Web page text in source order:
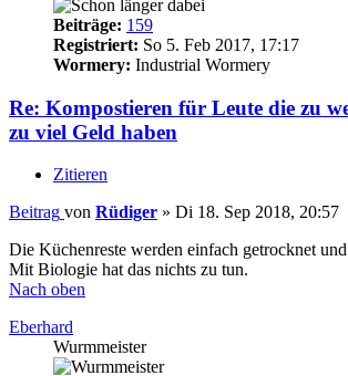
Beiträge: 159
Registriert: So 5. Feb 2017, 17:17
Wormery: Industrial Wormery
Re: Kompostieren für Leute die zu
zu viel Geld haben
Zitieren
Beitrag von Rüdiger » Di 18. Sep 2018, 20:57
Die Küchenreste werden einfach getrocknet
Mit Biologie hat das nichts zu tun.
Nach oben
Eberhard
Wurmmeister